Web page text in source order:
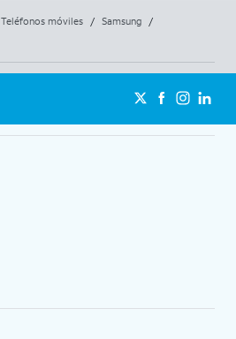
Teléfonos móviles / Samsung
/